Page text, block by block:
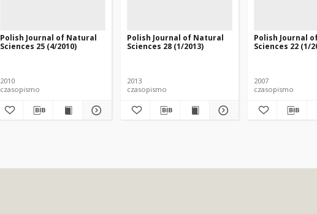
Polish Journal of Natural
Sciences 25 (4/2010)
2010
czasopismo
Polish Journal of Natural
Sciences 28 (1/2013)
2013
czasopismo
Polish Journal
Sciences 22 (1/
2007
czasopismo